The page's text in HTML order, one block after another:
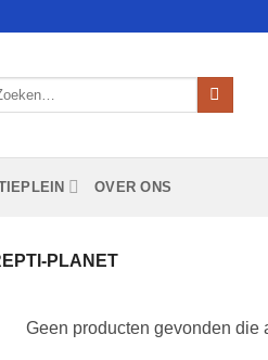
OVER ONS
PLANET
Geen producten gevonden die